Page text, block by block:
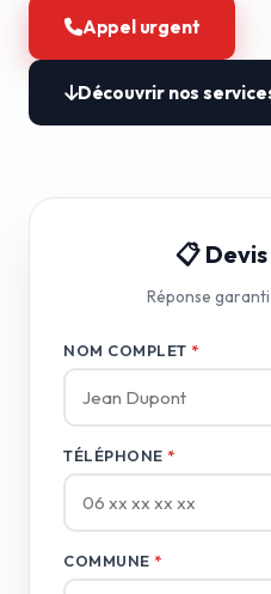
Appel urgent
Découvrir nos
📋
Réponse
NOM COMPLET *
TÉLÉPHONE *
COMMUNE *